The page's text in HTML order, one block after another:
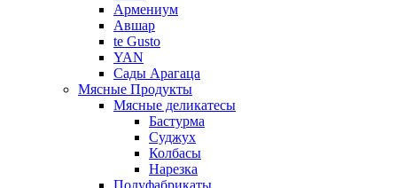
Армениум
Авшар
te Gusto
YAN
Сады Арагаца
Мясные Продукты
Мясные деликатесы
Бастурма
Суджух
Колбасы
Нарезка
Полуфабрикаты